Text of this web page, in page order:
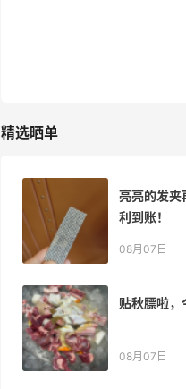
精选晒单
亮亮的发夹
利到账！
08月07日
贴秋膘啦，
08月07日